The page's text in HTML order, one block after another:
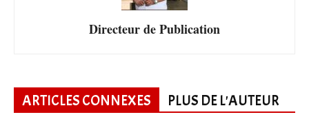
Directeur de Publication
ARTICLES CONNEXES PLUS DE L'AUTEUR